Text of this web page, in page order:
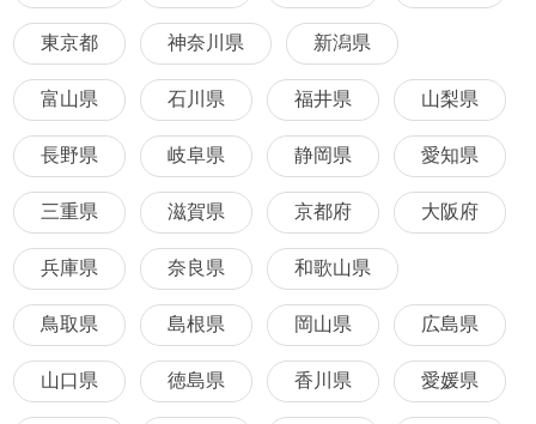
東京都 神奈川県 新潟県
富山県 石川県 福井県 山梨県
長野県 岐阜県 静岡県 愛知県
三重県 滋賀県 京都府 大阪府
兵庫県 奈良県 和歌山県
鳥取県 島根県 岡山県 広島県
山口県 徳島県 香川県 愛媛県